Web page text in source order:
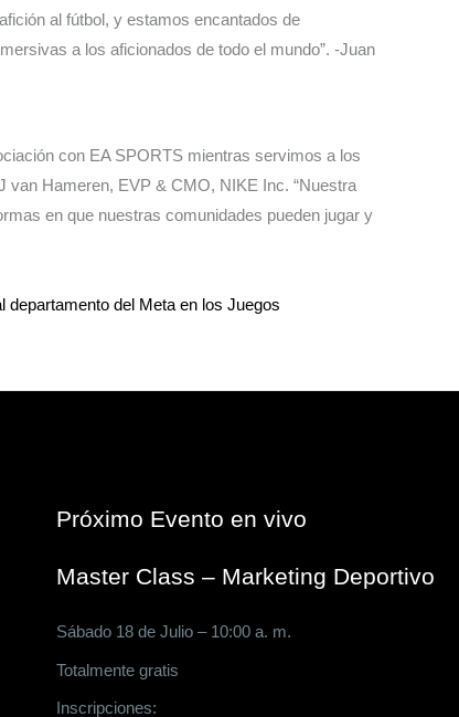
al fútbol, ​​y estamos encantados de
a los aficionados de todo el mundo”. -Juan
con EA SPORTS mientras servimos a los
van Hameren, EVP & CMO, NIKE Inc. “Nuestra
en que nuestras comunidades pueden jugar y
departamento del Meta en los Juegos
Próximo Evento en vivo
Master Class – Marketing Deportivo
Sábado 18 de Julio – 10:00 a. m.
Totalmente gratis
Inscripciones: